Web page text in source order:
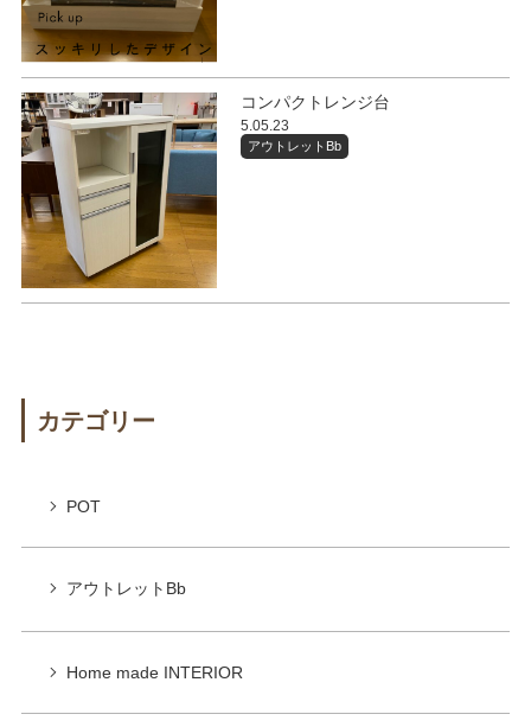
コンパクトレンジ台
5.05.23
アウトレットBb
カテゴリー
POT
アウトレットBb
Home made INTERIOR